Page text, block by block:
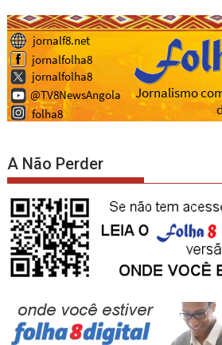
A Não Perder